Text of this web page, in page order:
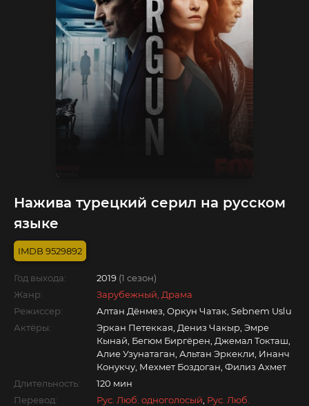
Нажива турецкий серил на русском
языке
9529892
Год выхода: 2019 (1 сезон)
Жанр:
Зарубежный, Драма
Режиссер:
Алтан Дёнмез, Оркун Чатак, Sebnem Uslu
Актёры:
Эркан Петеккая, Дениз Чакыр, Эмре
Кынай, Бегюм Биргёрен, Джемал Токташ,
Алие Узунатаган, Альтан Эркекли, Инанч
Конукчу, Мехмет Боздоган, Филиз Ахмет
Длительность:
120 мин
Перевод:
Рус. Люб. одноголосый Рус. Люб.